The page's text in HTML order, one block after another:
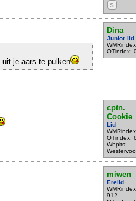
S
Dina
Junior lid
OTindex:
je aars te pulken
cptn.
Cookie
Lid
OTindex:
Wnplts:
miwen
Erelid
912